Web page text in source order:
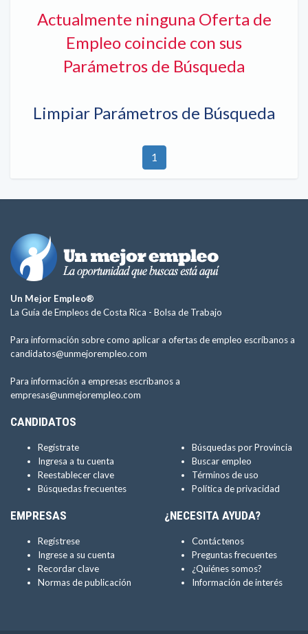
Actualmente ninguna Oferta de
Empleo coincide con sus
Parámetros de Búsqueda
Limpiar Parámetros de Búsqueda
1
Un Mejor Empleo®
La Guía de Empleos de Costa Rica - Bolsa de Trabajo
Para información sobre como aplicar a ofertas de empleo escríbanos a
candidatos@unmejorempleo.com
Para información a empresas escríbanos a
empresas@unmejorempleo.com
CANDIDATOS
Regístrate
Ingresa a tu cuenta
Reestablecer clave
Búsquedas frecuentes
Búsquedas por Provincia
Buscar empleo
Términos de uso
Política de privacidad
EMPRESAS
Regístrese
Ingrese a su cuenta
Recordar clave
Normas de publicación
¿NECESITA AYUDA?
Contáctenos
Preguntas frecuentes
¿Quiénes somos?
Información de interés